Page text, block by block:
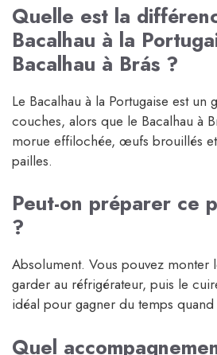
Quelle est la
Bacalhau à la
Bacalhau à Brás ?
Le Bacalhau à la Portugaise est un
couches, alors que le Bacalhau à
morue effilochée, œufs brouillés
pailles.
Peut-on préparer ce
?
Absolument. Vous pouvez monter
garder au réfrigérateur, puis le
idéal pour gagner du temps
Quel